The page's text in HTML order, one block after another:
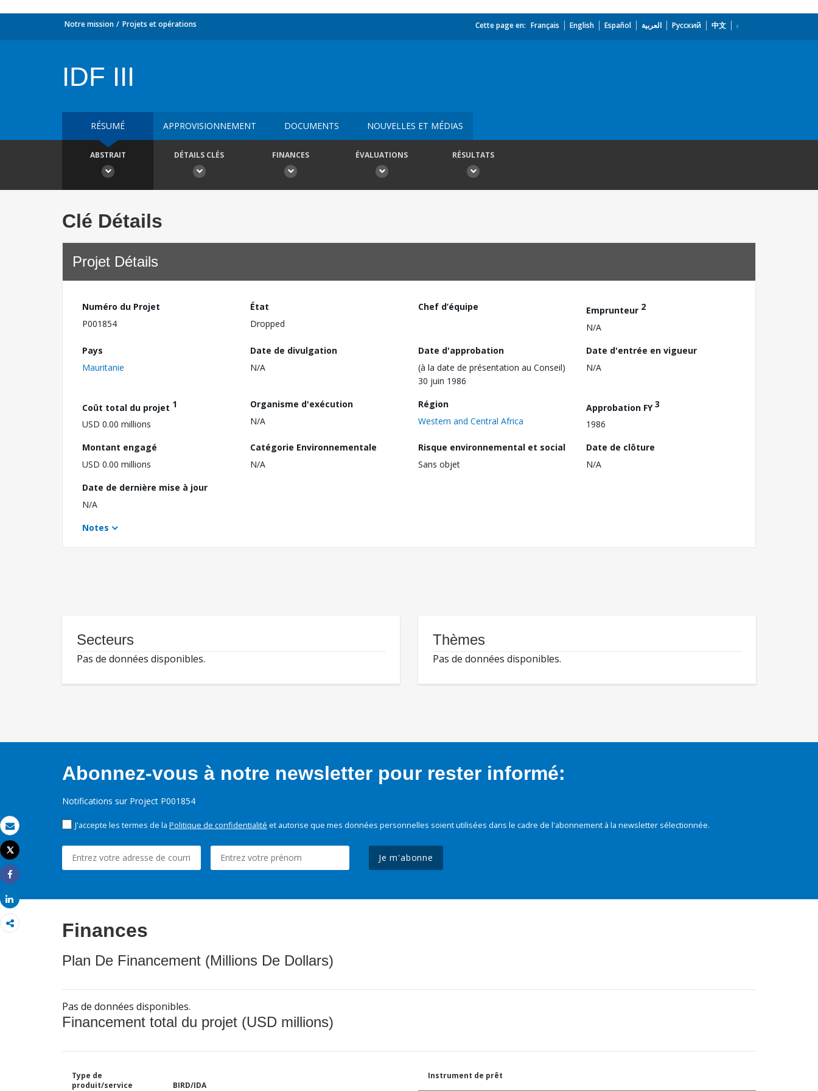
Email
Imprimer
Tweet
Share
Share
Notre mission Projets et opérations Cette page en: Français English Español العربية Русский 中文
IDF III
RÉSUMÉ APPROVISIONNEMENT DOCUMENTS NOUVELLES ET MÉDIAS
ABSTRAIT DÉTAILS CLÉS FINANCES ÉVALUATIONS RÉSULTATS
Clé Détails
Projet Détails
Numéro du Projet
P001854
État
Dropped
Chef d’équipe Emprunteur 2
N/A
Pays
Mauritanie
Date de divulgation
N/A
Date d'approbation
(à la date de présentation au Conseil)
30 juin 1986
Date d'entrée en vigueur
N/A
Coût total du projet 1
USD 0.00 millions
Organisme d'exécution
N/A
Région
Western and Central Africa
Approbation FY3
1986
Montant engagé
USD 0.00 millions
Catégorie Environnementale
N/A
Risque environnemental et social
Sans objet
Date de clôture
N/A
Date de dernière mise à jour
N/A
Notes
Secteurs
Pas de données disponibles.
Thèmes
Pas de données disponibles.
Abonnez-vous à notre newsletter pour rester informé:
Notifications sur Project P001854
J'accepte les termes de la Politique de confidentialité et autorise que mes données personnelles soient utilisées dans le cadre de l'abonnement à la newsletter sélectionnée.
Je m'abonne
Finances
Plan De Financement (Millions De Dollars)
Pas de données disponibles.
Financement total du projet (USD millions)
Type de
produit/service
BIRD/IDA
Instrument de prêt